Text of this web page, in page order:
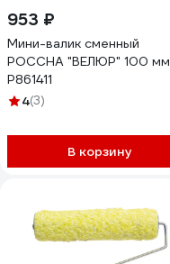
953 ₽
Мини-валик сменный
РОССНА "ВЕЛЮР" 100 мм
Р861411
4(3)
В корзину